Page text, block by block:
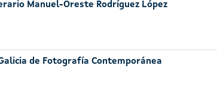
Manuel-Oreste Rodríguez López
de Fotografía Contemporánea